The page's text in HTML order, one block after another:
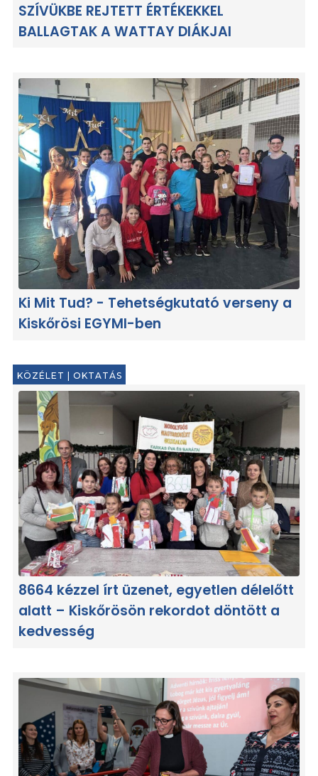
SZÍVÜKBE REJTETT ÉRTÉKEKKEL
BALLAGTAK A WATTAY DIÁKJAI
Ki Mit Tud? - Tehetségkutató verseny a
Kiskőrösi EGYMI-ben
KÖZÉLET | OKTATÁS
8664 kézzel írt üzenet, egyetlen délelőtt
alatt – Kiskőrösön rekordot döntött a
kedvesség